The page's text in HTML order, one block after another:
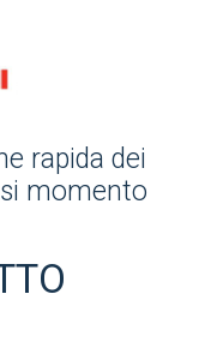
rapida dei
momento